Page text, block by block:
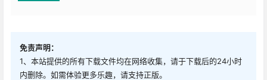
免责声明：
1、本站提供的所有下载文件均在网络收集，请于下载后的24小时
内删除。如需体验更多乐趣，请支持正版。